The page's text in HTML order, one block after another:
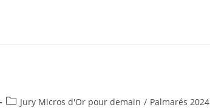
PostJury Micros d'Or pour demain / Palmarés 2024